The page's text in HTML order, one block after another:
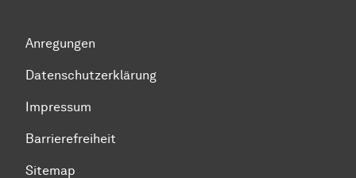
Anregungen
Datenschutzerklärung
Impressum
Barrierefreiheit
Sitemap